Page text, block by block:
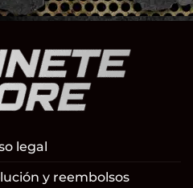
legal
y reembolsos